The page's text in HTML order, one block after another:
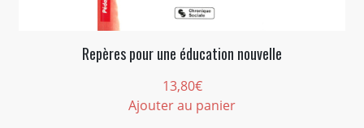
Repères pour une éducation nouvelle
13,80€
Ajouter au panier